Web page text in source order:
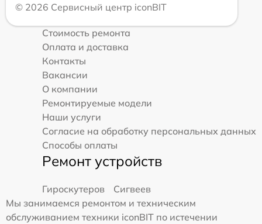
© 2026 Сервисный центр iconBIT
Стоимость ремонта
Оплата и доставка
Контакты
Вакансии
О компании
Ремонтируемые модели
Наши услуги
Согласие на обработку персональных данных
Способы оплаты
Ремонт устройств
Гироскутеров
Сигвеев
Мы занимаемся ремонтом и техническим
обслуживанием техники iconBIT по истечении